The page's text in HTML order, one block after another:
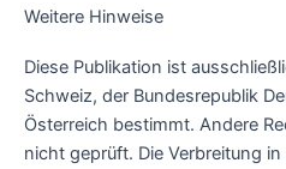
Weitere Hinweise
Diese Publikation ist
Schweiz, der Bundesrepublik
Österreich bestimmt. Andere
nicht geprüft. Die Verbreitung